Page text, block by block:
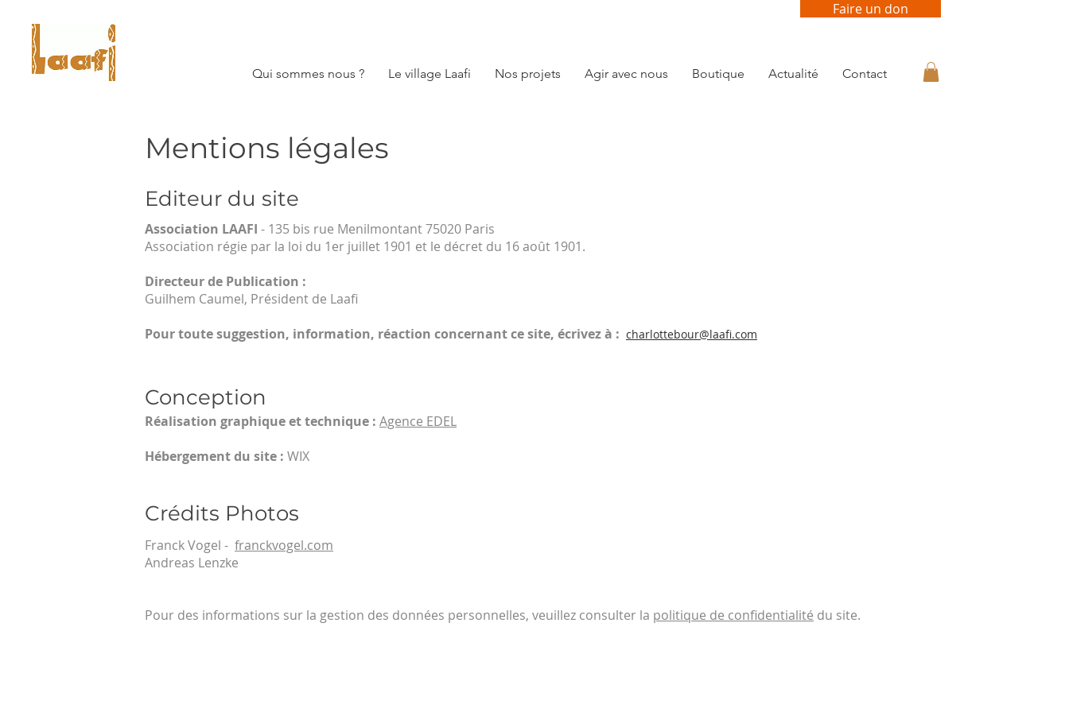
Faire un don
Qui sommes nous ? Le village Laafi Nos projets Agir avec nous Boutique Actualité Contact
Mentions légales
Editeur du site
Association LAAFI - 135 bis rue Menilmontant 75020 Paris
Association régie par la loi du 1er juillet 1901 et le décret du 16 août 1901.
Directeur de Publication :
Guilhem Caumel, Président de Laafi
Pour toute suggestion, information, réaction concernant ce site, écrivez à : charlottebour@laafi.com
Conception
Réalisation graphique et technique : Agence EDEL
Hébergement du site : WIX
Crédits Photos
Franck Vogel - franckvogel.com
Andreas Lenzke
Pour des informations sur la gestion des données personnelles, veuillez consulter la politique de confidentialité du site.